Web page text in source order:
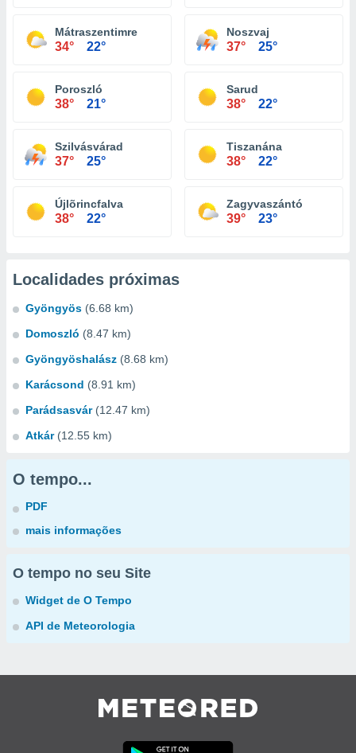
Mátraszentimre
34° 22°
Noszvaj
37° 25°
Poroszló
38° 21°
Sarud
38° 22°
Szilvásvárad
37° 25°
Tiszanána
38° 22°
Újlõrincfalva
38° 22°
Zagyvaszántó
39° 23°
Localidades próximas
Gyöngyös (6.68 km)
Domoszló (8.47 km)
Gyöngyöshalász (8.68 km)
Karácsond (8.91 km)
Parádsasvár (12.47 km)
Atkár (12.55 km)
O tempo...
PDF
mais informações
O tempo no seu Site
Widget de O Tempo
API de Meteorologia